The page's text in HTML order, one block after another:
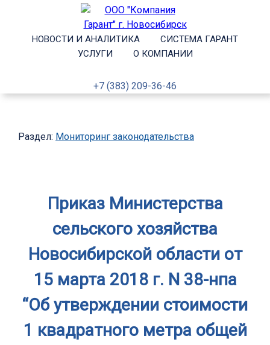
НОВОСТИ И АНАЛИТИКА
СИСТЕМА ГАРАНТ
УСЛУГИ
О КОМПАНИИ
+7 (383) 209-36-46
Раздел: Мониторинг законодательства
Приказ Министерства
сельского хозяйства
Новосибирской области от
15 марта 2018 г. N 38-нпа
“Об утверждении стоимости
1 квадратного метра общей